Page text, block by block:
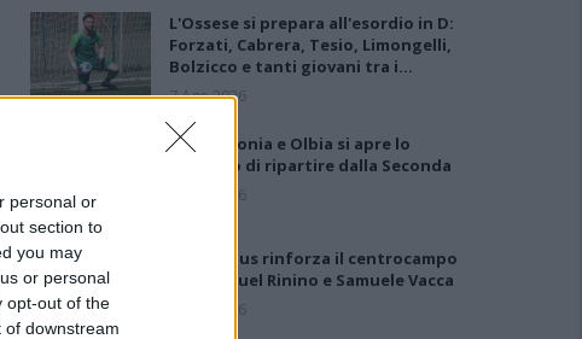
personal or
section to
you may
or personal
opt-out of the
of downstream
L'Ossese si prepara all'esordio in D:
Forzati, Cabrera, Tesio, Limongelli,
Bolzicco e tanti giovani tra i…
7 Ago 2026
Per Carbonia e Olbia si apre lo
spiraglio di ripartire dalla Seconda
7 Ago 2026
Il Selargius rinforza il centrocampo
con Manuel Rinino e Samuele Vacca
6 Ago 2026